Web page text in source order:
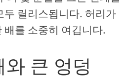
두 릴리스됩니다. 허리가
배를 소중히 여깁니다.
큰 엉덩